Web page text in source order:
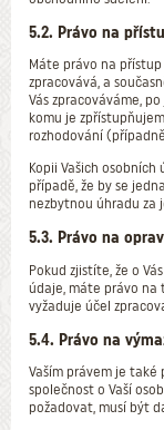
5.2. Právo na
Máte právo na
zpracovává, a
Vás zpracováváme,
komu je
rozhodování
Kopii Vašich
případě, že by se
nezbytnou úhradu za
5.3. Právo na
Pokud zjistíte, že o
údaje, máte právo na
vyžaduje účel
5.4. Právo na
Vaším právem je také
společnost o Vaší
požadovat, musí být